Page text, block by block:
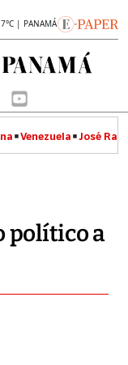
| PANAMÁ
Venezuela José
político a